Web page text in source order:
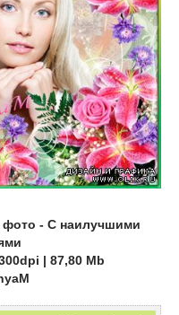
фото - С наилучшими
| 87,80 Mb